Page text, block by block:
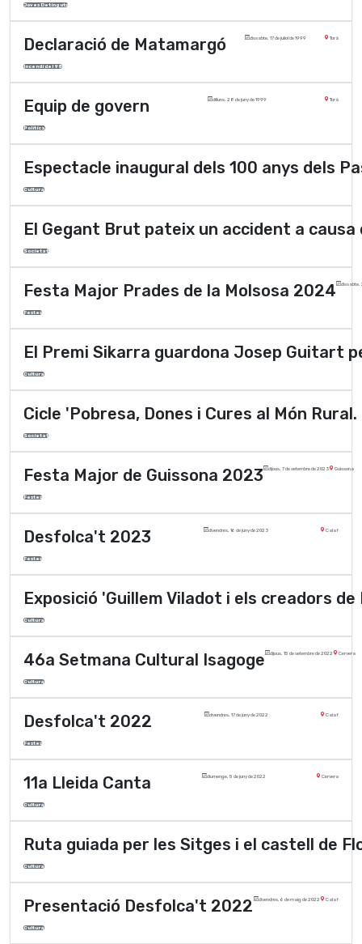
Joves Detinguts
Declaració de Matamargó dissabte, 17 de juliol de 1999 Torà
Incendi del 98
Equip de govern dilluns, 28 de juny de 1999 Torà
Polí­tica
Espectacle inaugural dels 100 anys dels
Cultura
El Gegant Brut pateix un accident a
Societat
Festa Major Prades de la Molsosa 2024 dissabte,
Festes
El Premi Sikarra guardona Josep Guitart
Cultura
Cicle 'Pobresa, Dones i Cures al Món
Societat
Festa Major de Guissona 2023 dijous, 7 de setembre de 2023 Guissona
Festes
Desfolca't 2023 divendres, 16 de juny de 2023 Calaf
Festes
Exposició 'Guillem Viladot i els creadors
Cultura
46a Setmana Cultural Isagoge dijous, 15 de setembre de 2022 Cervera
Cultura
Desfolca't 2022 divendres, 17 de juny de 2022 Calaf
Festes
11a Lleida Canta diumenge, 5 de juny de 2022 Cervera
Cultura
Ruta guiada per les Sitges i el castell de
Cultura
Presentació Desfolca't 2022 divendres, 6 de maig de 2022 Calaf
Cultura